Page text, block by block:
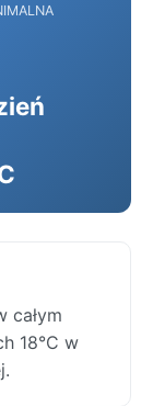
całym
18°C w